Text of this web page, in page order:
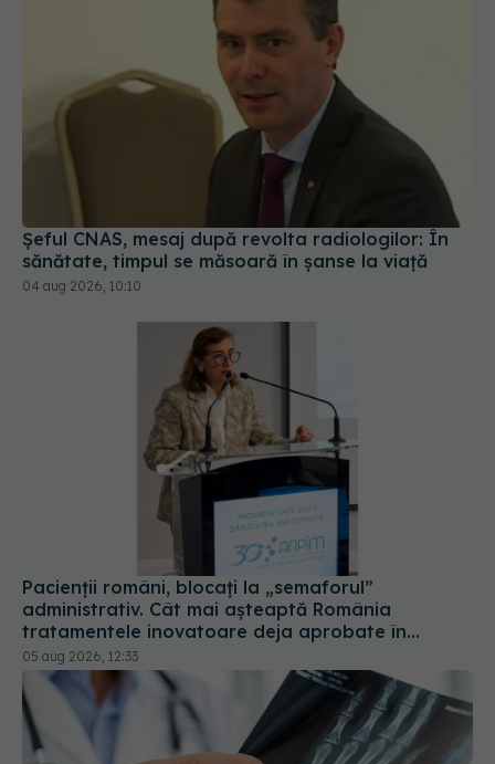
Șeful CNAS, mesaj după revolta radiologilor: În
sănătate, timpul se măsoară în șanse la viață
04 aug 2026, 10:10
Pacienții români, blocați la „semaforul”
administrativ. Cât mai așteaptă România
tratamentele inovatoare deja aprobate în
Europa
05 aug 2026, 12:33